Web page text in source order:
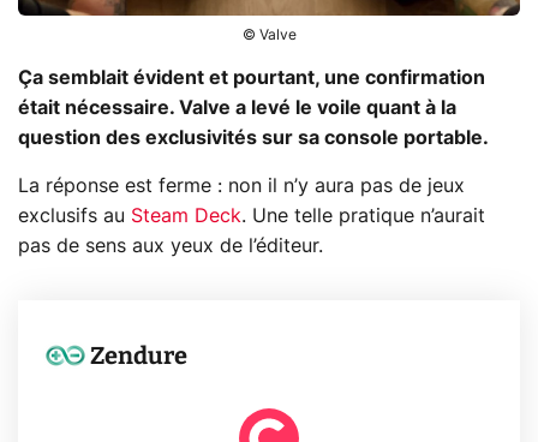
© Valve
Ça semblait évident et pourtant, une confirmation
était nécessaire. Valve a levé le voile quant à la
question des exclusivités sur sa console portable.
La réponse est ferme : non il n’y aura pas de jeux
exclusifs au Steam Deck. Une telle pratique n’aurait
pas de sens aux yeux de l’éditeur.
Zendure